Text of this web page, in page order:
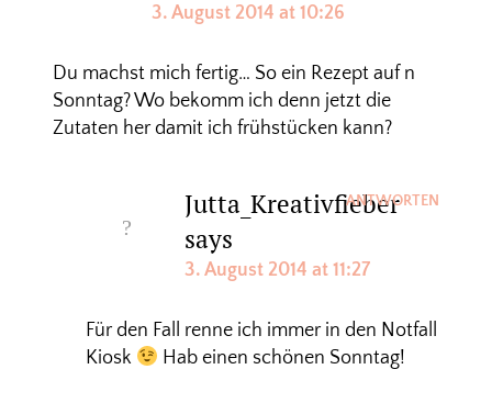
3. August 2014 at 10:26
Du machst mich fertig… So ein Rezept auf n
Sonntag? Wo bekomm ich denn jetzt die
Zutaten her damit ich frühstücken kann?
Jutta_Kreativfieber
says
3. August 2014 at 11:27
Für den Fall renne ich immer in den Notfall
Kiosk
Hab einen schönen Sonntag!
ANTWORTEN